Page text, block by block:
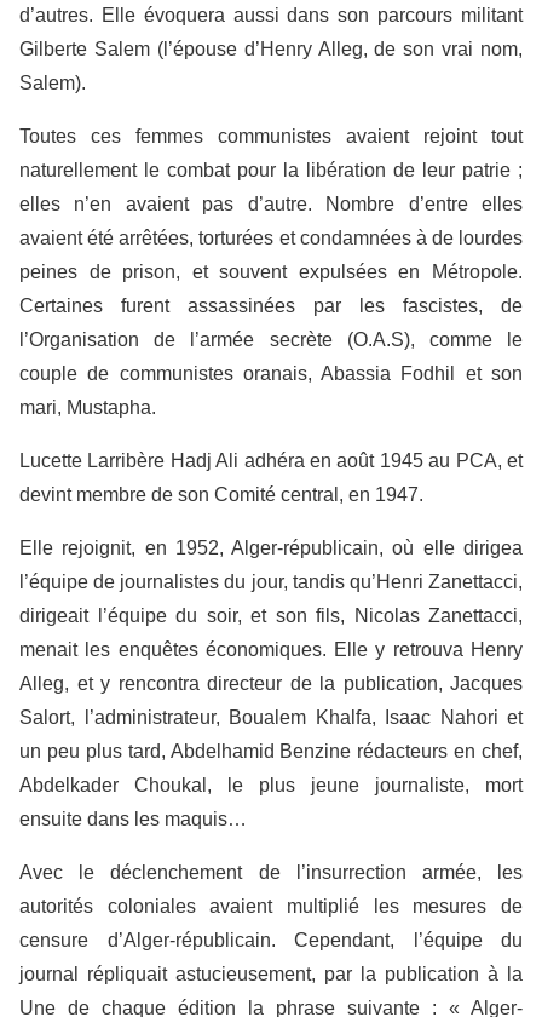
d’autres. Elle évoquera aussi dans son parcours militant
Gilberte Salem (l’épouse d’Henry Alleg, de son vrai nom,
Salem).
Toutes ces femmes communistes avaient rejoint tout
naturellement le combat pour la libération de leur patrie ;
elles n’en avaient pas d’autre. Nombre d’entre elles
avaient été arrêtées, torturées et condamnées à de lourdes
peines de prison, et souvent expulsées en Métropole.
Certaines furent assassinées par les fascistes, de
l’Organisation de l’armée secrète (O.A.S), comme le
couple de communistes oranais, Abassia Fodhil et son
mari, Mustapha.
Lucette Larribère Hadj Ali adhéra en août 1945 au PCA, et
devint membre de son Comité central, en 1947.
Elle rejoignit, en 1952, Alger-républicain, où elle dirigea
l’équipe de journalistes du jour, tandis qu’Henri Zanettacci,
dirigeait l’équipe du soir, et son fils, Nicolas Zanettacci,
menait les enquêtes économiques. Elle y retrouva Henry
Alleg, et y rencontra directeur de la publication, Jacques
Salort, l’administrateur, Boualem Khalfa, Isaac Nahori et
un peu plus tard, Abdelhamid Benzine rédacteurs en chef,
Abdelkader Choukal, le plus jeune journaliste, mort
ensuite dans les maquis…
Avec le déclenchement de l’insurrection armée, les
autorités coloniales avaient multiplié les mesures de
censure d’Alger-républicain. Cependant, l’équipe du
journal répliquait astucieusement, par la publication à la
Une de chaque édition la phrase suivante : « Alger-